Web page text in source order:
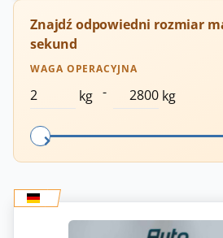
Znajdź odpowiedni rozmiar
sekund
WAGA OPERACYJNA
kg - kg